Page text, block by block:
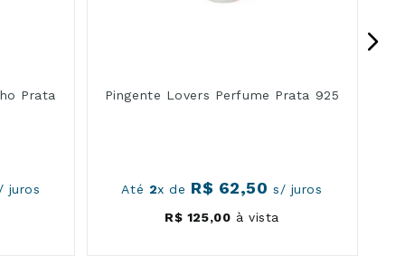
Prata
juros
Pingente Lovers Perfume Prata 925
Até 2x de R$ 62,50 s/ juros
R$ 125,00 à vista